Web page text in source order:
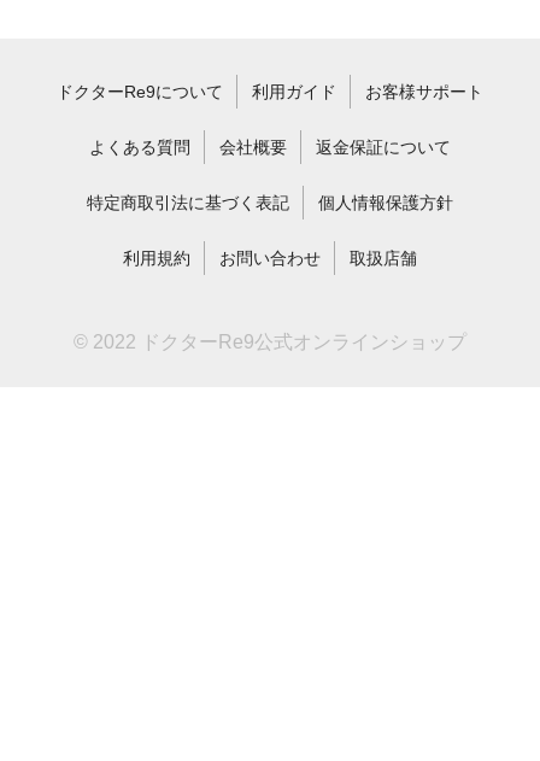
ドクターRe9について 利用ガイド お客様サポート
よくある質問 会社概要 返金保証について
特定商取引法に基づく表記 個人情報保護方針
利用規約 お問い合わせ 取扱店舗
© 2022 ドクターRe9公式オンラインショップ